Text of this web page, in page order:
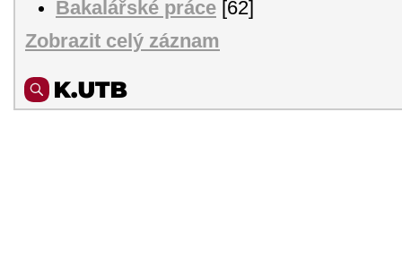
Bakalářské práce [62]
Zobrazit celý záznam